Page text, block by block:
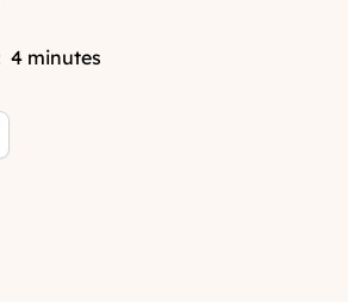
4 minutes